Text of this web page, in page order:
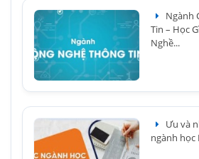
Ngành
Tin – Học
Nghề...
Ưu và
ngành học